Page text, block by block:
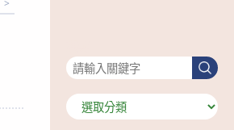
>
搜
尋
分
類